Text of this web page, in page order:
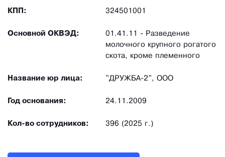
КПП: 324501001
Основной ОКВЭД:
01.41.11 - Разведение
молочного крупного рогатого
скота, кроме племенного
Название юр лица: "ДРУЖБА-2", ООО
Год основания: 24.11.2009
Кол-во сотрудников: 396 (2025 г.)